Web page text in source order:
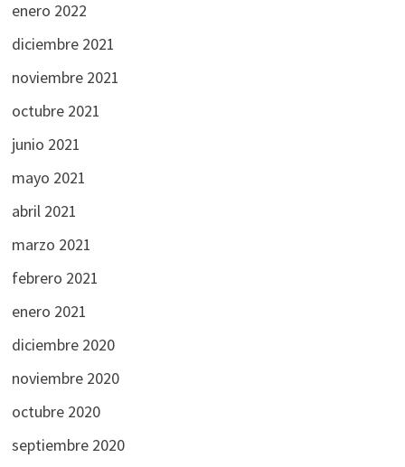
enero 2022
diciembre 2021
noviembre 2021
octubre 2021
junio 2021
mayo 2021
abril 2021
marzo 2021
febrero 2021
enero 2021
diciembre 2020
noviembre 2020
octubre 2020
septiembre 2020